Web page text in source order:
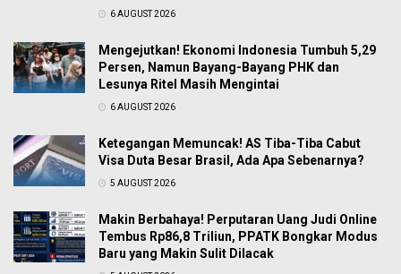
6 AUGUST 2026
Mengejutkan! Ekonomi Indonesia Tumbuh 5,29
Persen, Namun Bayang-Bayang PHK dan
Lesunya Ritel Masih Mengintai
6 AUGUST 2026
Ketegangan Memuncak! AS Tiba-Tiba Cabut
Visa Duta Besar Brasil, Ada Apa Sebenarnya?
5 AUGUST 2026
Makin Berbahaya! Perputaran Uang Judi Online
Tembus Rp86,8 Triliun, PPATK Bongkar Modus
Baru yang Makin Sulit Dilacak